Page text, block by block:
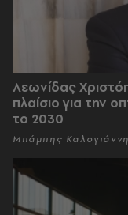
Λεωνίδας
πλαίσιο για την
το 2030
Μπάμπης